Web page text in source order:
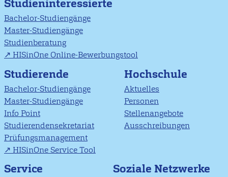
Studieninteressierte
Bachelor-Studiengänge
Master-Studiengänge
Studienberatung
HISinOne Online-Bewerbungstool
Studierende
Bachelor-Studiengänge
Master-Studiengänge
Info Point
Studierendensekretariat
Prüfungsmanagement
HISinOne Service Tool
Hochschule
Aktuelles
Personen
Stellenangebote
Ausschreibungen
Service Soziale Netzwerke